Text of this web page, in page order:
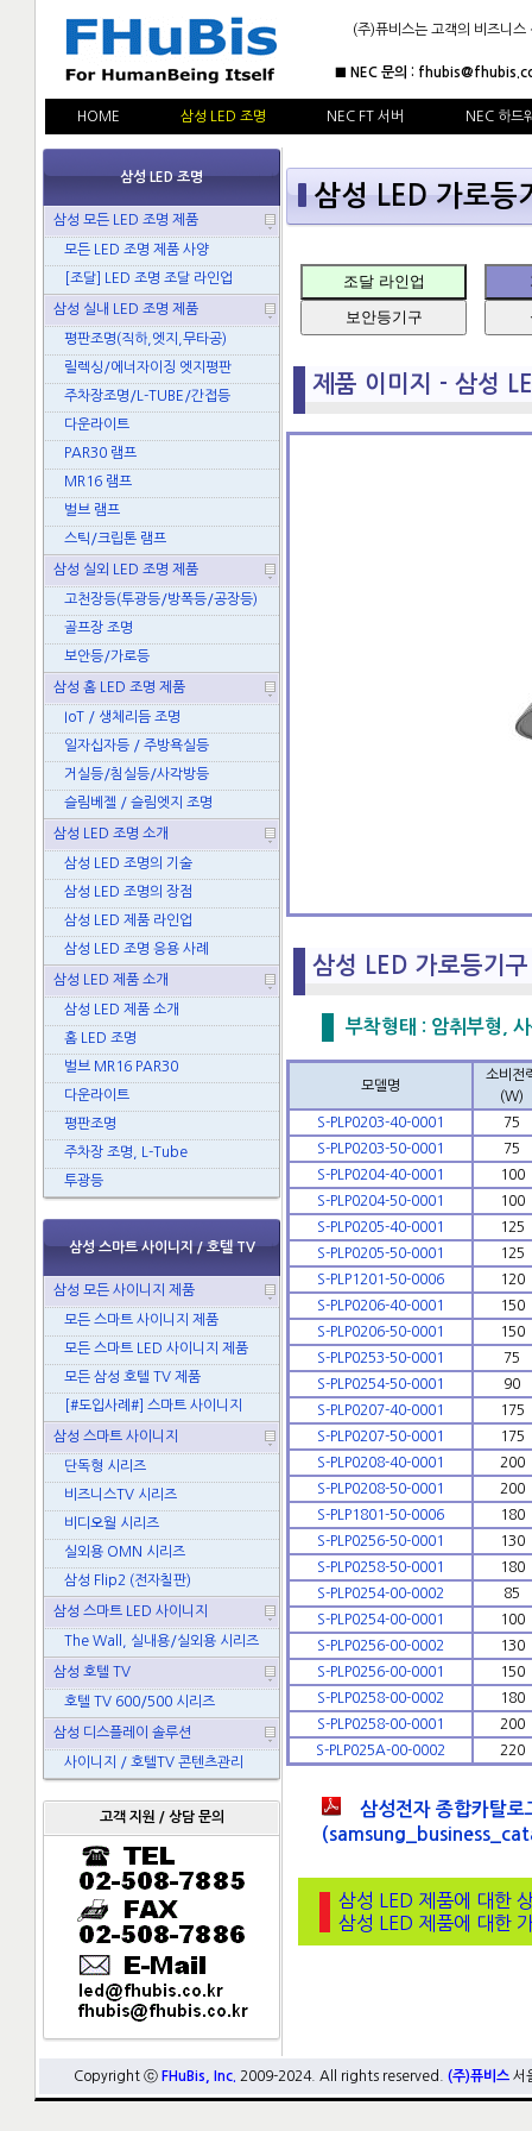
(주)퓨비스는 고객의 비즈니
■ NEC 문의 :
HOME 삼성 LED 조명 NEC FT 서버 NEC 하드
삼성 LED 조명
삼성 모든 LED 조명 제품
모든 LED 조명 제품 사양
[조달] LED 조명 조달 라인업
삼성 실내 LED 조명 제품
평판조명(직하,엣지,무타공)
릴렉싱/에너자이징 엣지평판
주차장조명/L-TUBE/간접등
다운라이트
PAR30 램프
MR16 램프
벌브 램프
스틱/크립톤 램프
삼성 실외 LED 조명 제품
고천장등(투광등/방폭등/공장등)
골프장 조명
보안등/가로등
삼성 홈 LED 조명 제품
IoT / 생체리듬 조명
일자십자등 / 주방욕실등
거실등/침실등/사각방등
슬림베젤 / 슬림엣지 조명
삼성 LED 조명 소개
삼성 LED 조명의 기술
삼성 LED 조명의 장점
삼성 LED 제품 라인업
삼성 LED 조명 응용 사례
삼성 LED 제품 소개
삼성 LED 제품 소개
홈 LED 조명
벌브 MR16 PAR30
다운라이트
평판조명
주차장 조명, L-Tube
투광등
삼성 스마트 사이니지 / 호텔 TV
삼성 모든 사이니지 제품
모든 스마트 사이니지 제품
모든 스마트 LED 사이니지 제품
모든 삼성 호텔 TV 제품
[#도입사례#] 스마트 사이니지
삼성 스마트 사이니지
단독형 시리즈
비즈니스TV 시리즈
비디오월 시리즈
실외용 OMN 시리즈
삼성 Flip2 (전자칠판)
삼성 스마트 LED 사이니지
The Wall, 실내용/실외용 시리즈
삼성 호텔 TV
호텔 TV 600/500 시리즈
삼성 디스플레이 솔루션
사이니지 / 호텔TV 콘텐츠관리
고객 지원 / 상담 문의
삼성 LED 가로
조달 라인업
보안등기구
제품 이미지 - 삼성
삼성 LED 가로등기
부착형태 : 암취부형,
모델명
소비전
(W)
S-PLP0203-40-0001
75
S-PLP0203-50-0001
75
S-PLP0204-40-0001
100
S-PLP0204-50-0001
100
S-PLP0205-40-0001
125
S-PLP0205-50-0001
125
S-PLP1201-50-0006
120
S-PLP0206-40-0001
150
S-PLP0206-50-0001
150
S-PLP0253-50-0001
75
S-PLP0254-50-0001
90
S-PLP0207-40-0001
175
S-PLP0207-50-0001
175
S-PLP0208-40-0001
200
S-PLP0208-50-0001
200
S-PLP1801-50-0006
180
S-PLP0256-50-0001
130
S-PLP0258-50-0001
180
S-PLP0254-00-0002
85
S-PLP0254-00-0001
100
S-PLP0256-00-0002
130
S-PLP0256-00-0001
150
S-PLP0258-00-0002
180
S-PLP0258-00-0001
200
S-PLP025A-00-0002
220
삼성전자 종합카탈
삼성 LED 제품에 대한
삼성 LED 제품에 대한
Copyright ⓒ FHuBis, Inc. 2009-2024. All rights reserved. (주)퓨비스 서